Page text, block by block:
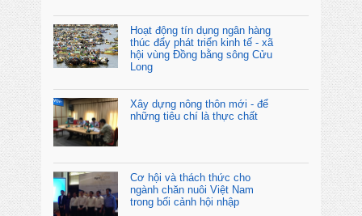
Hoạt động tín dụng ngân hàng
thúc đẩy phát triển kinh tế - xã
hội vùng Đồng bằng sông Cửu
Long
Xây dựng nông thôn mới - để
những tiêu chí là thực chất
Cơ hội và thách thức cho
ngành chăn nuôi Việt Nam
trong bối cảnh hội nhập